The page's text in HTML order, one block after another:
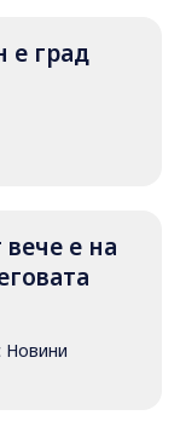
е град
е на
Новини